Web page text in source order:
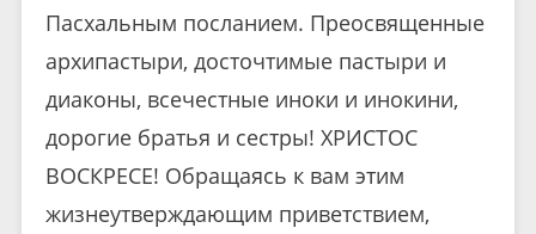
Пасхальным посланием. Преосвященные
архипастыри, досточтимые пастыри и
диаконы, всечестные иноки и инокини,
дорогие братья и сестры! ХРИСТОС
ВОСКРЕСЕ! Обращаясь к вам этим
жизнеутверждающим приветствием,